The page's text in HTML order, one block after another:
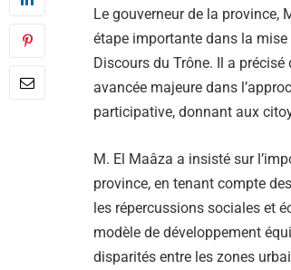
Le gouverneur de la province,
étape importante dans la
Discours du Trône. Il a
avancée majeure dans
participative, donnant aux
M. El Maâza a insisté sur
province, en tenant compte
les répercussions sociales et
modèle de développement
disparités entre les zones